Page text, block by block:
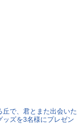
丘で、君とまた出会いた
ッズを3名様にプレゼン